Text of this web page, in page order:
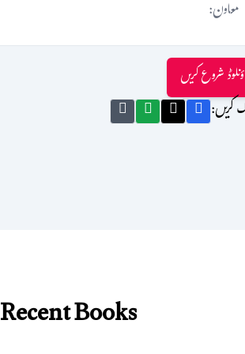
معاون:
شروع کریں
کریں:
Recent Books